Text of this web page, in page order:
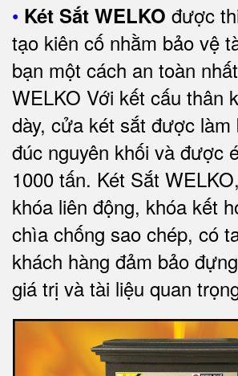
• Két Sắt WELKO được
tạo kiên cố nhằm bảo vệ
bạn một cách an toàn
WELKO Với kết cấu thân
dày, cửa két sắt được làm
đúc nguyên khối và được
1000 tấn. Két Sắt WELKO
khóa liên động, khóa kết
chìa chống sao chép, có
khách hàng đảm bảo
giá trị và tài liệu quan